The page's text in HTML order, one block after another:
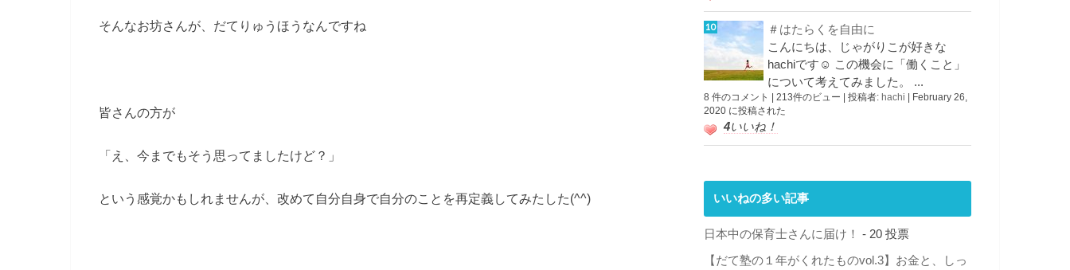
そんなお坊さんが、だてりゅうほうなんですね
皆さんの方が
「え、今までもそう思ってましたけど？」
という感覚かもしれませんが、改めて自分自身で自分のことを再定義してみたした(^^)
＃はたらくを自由に
こんにちは、じゃがりこが好きな
hachiです☺︎ この機会に「働くこと」
について考えてみました。 ...
8 件のコメント | 213件のビュー | 投稿者: hachi | February 26,
2020 に投稿された
4いいね！
いいねの多い記事
日本中の保育士さんに届け！ - 20 投票
【だて塾の１年がくれたものvol.3】お金と、しっ